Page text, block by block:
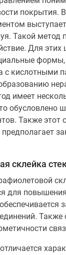
покрытия.
Такой метод
Для этих
формы,
с кислотными
имеет
обусловлено
Также этот
предполагает
склейка
для